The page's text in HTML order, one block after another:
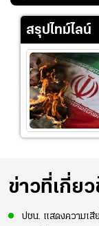
ร่างกายให้พร้อมที่
สรุปไทม์ไลน์
ข่าวที่เกี่ย
ปชน. แสดงความเสี